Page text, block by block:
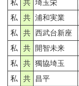
私 共 埼玉栄
私 共 浦和実業
私 共 西武台新座
私 共 開智未来
私 共 獨協埼玉
私 共 昌平